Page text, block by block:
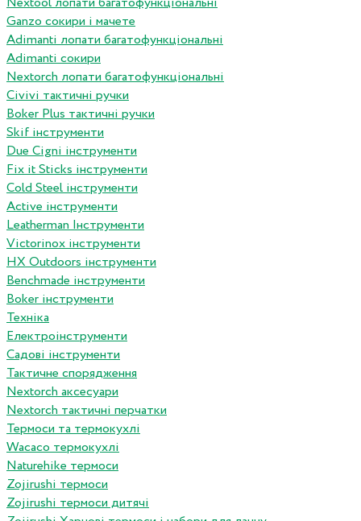
Ganzo сокири і мачете
Adimanti лопати багатофункціональні
Adimanti сокири
Nextorch лопати багатофункціональні
Сivivi тактичні ручки
Boker Plus тактичні ручки
Skif інструменти
Due Cigni інструменти
Fix it Sticks інструменти
Сold Steel інструменти
Active інструменти
Leatherman Інструменти
Victorinox інструменти
HX Outdoors інструменти
Benchmade інструменти
Boker інструменти
Техніка
Електроінструменти
Садові інструменти
Тактичне спорядження
Nextorch аксесуари
Nextorch тактичні перчатки
Термоси та термокухлі
Wacaco термокухлі
Naturehike термоси
Zojirushi термоси
Zojirushi термоси дитячі